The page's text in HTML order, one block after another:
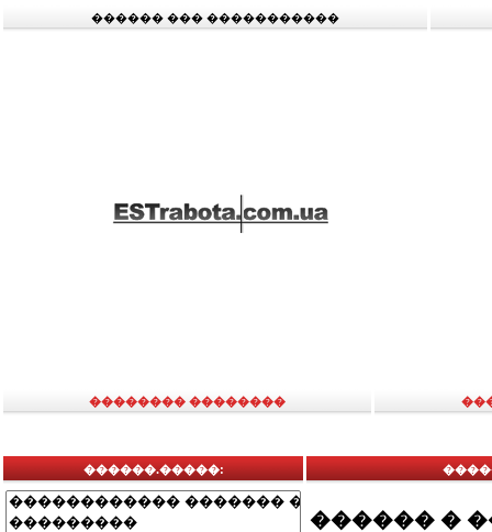
������ ��� �����������
�������� ��������
������.�����:
������ �